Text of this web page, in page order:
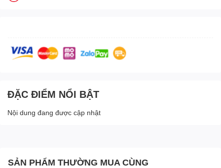
ĐẶC ĐIỂM NỔI BẬT
Nội dung đang được cập nhật
SẢN PHẨM THƯỜNG MUA CÙNG